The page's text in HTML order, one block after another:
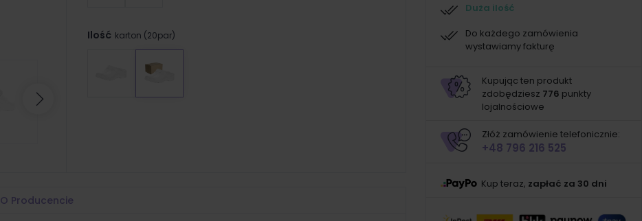
Następny
Ilość karton (20par)
Duża ilość
Do każdego zamówienia
wystawiamy fakturę
Kupując ten produkt
zdobędziesz 776 punkty
lojalnościowe
Złóż zamówienie telefonicznie:
+48 796 216 525
Kup teraz, zapłać za 30 dni
O Producencie